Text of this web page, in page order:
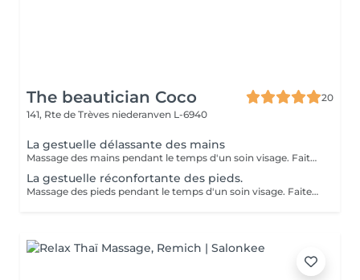
The beautician Coco
20
141, Rte de Trèves niederanven L-6940
La gestuelle délassante des mains
Massage des mains pendant le temps d'un soin visage. Faites vous plaisir en rajoutant ce petit plus à votre soin visage pour une relaxation intense.
La gestuelle réconfortante des pieds.
Massage des pieds pendant le temps d'un soin visage. Faites vous plaisir en rajoutant ce petit plus à votre soin visage pour une relaxation intense.